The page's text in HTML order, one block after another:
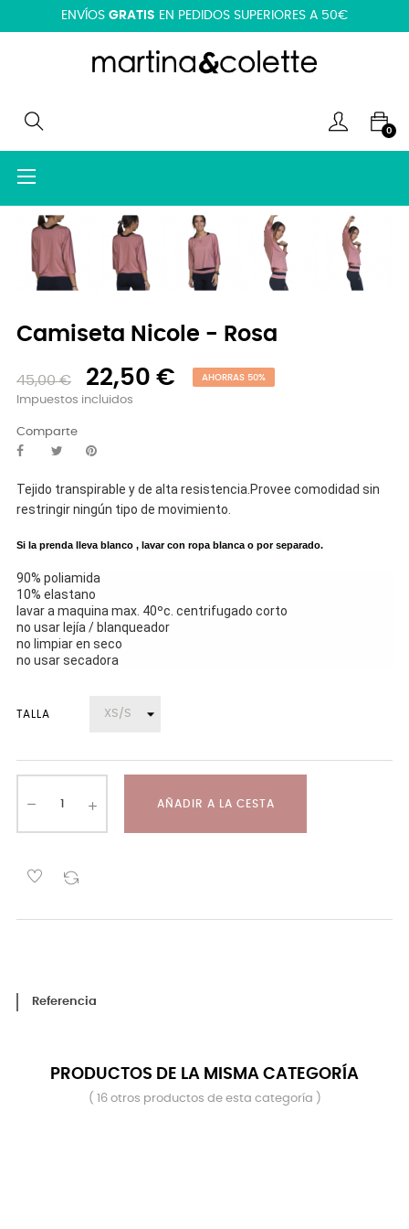
ENVÍOS GRATIS EN PEDIDOS SUPERIORES A 50€
0
Navegación
palanca
☰
Camiseta Nicole - Rosa
45,00 € 22,50 € AHORRAS 50%
Impuestos incluidos
Comparte
Tejido transpirable y de alta resistencia. Provee comodidad sin
restringir ningún tipo de movimiento.
Si la prenda lleva blanco , lavar con ropa blanca o por separado.
90% poliamida
10% elastano
lavar a maquina max. 40ºc. centrifugado corto
no usar lejía / blanqueador
no limpiar en seco
no usar secadora
TALLA
AÑADIR A LA CESTA
Referencia
PRODUCTOS DE LA MISMA CATEGORÍA
( 16 otros productos de esta categoría )